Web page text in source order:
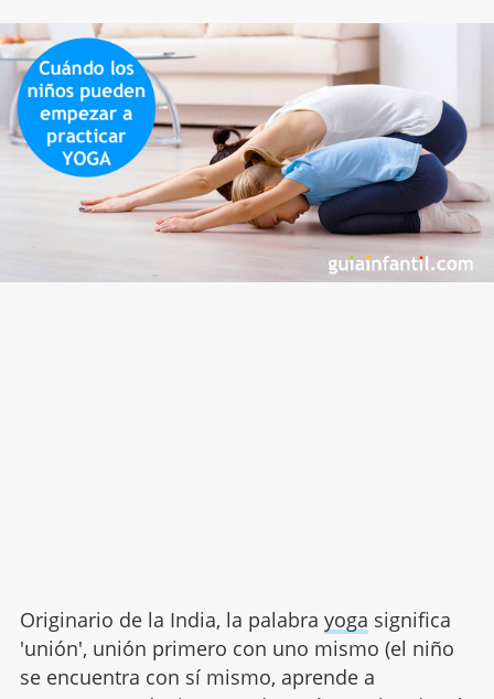
Originario de la India, la palabra yoga significa
'unión', unión primero con uno mismo (el niño
se encuentra con sí mismo, aprende a